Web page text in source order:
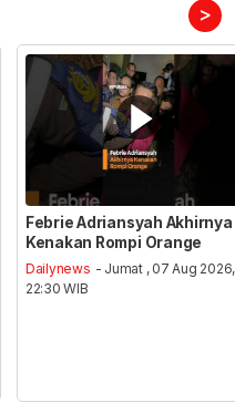
>
Febrie Adriansyah Akhirnya
Kenakan Rompi Orange
Dailynews - Jumat , 07 Aug 2026,
22:30 WIB